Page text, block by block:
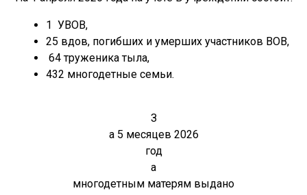
1 УВОВ,
25 вдов, погибших и умерших участников ВОВ,
64труженика тыла,
432 многодетныесемьи.
З
а 5 месяцев 2026
год
а
многодетным матерям выдано